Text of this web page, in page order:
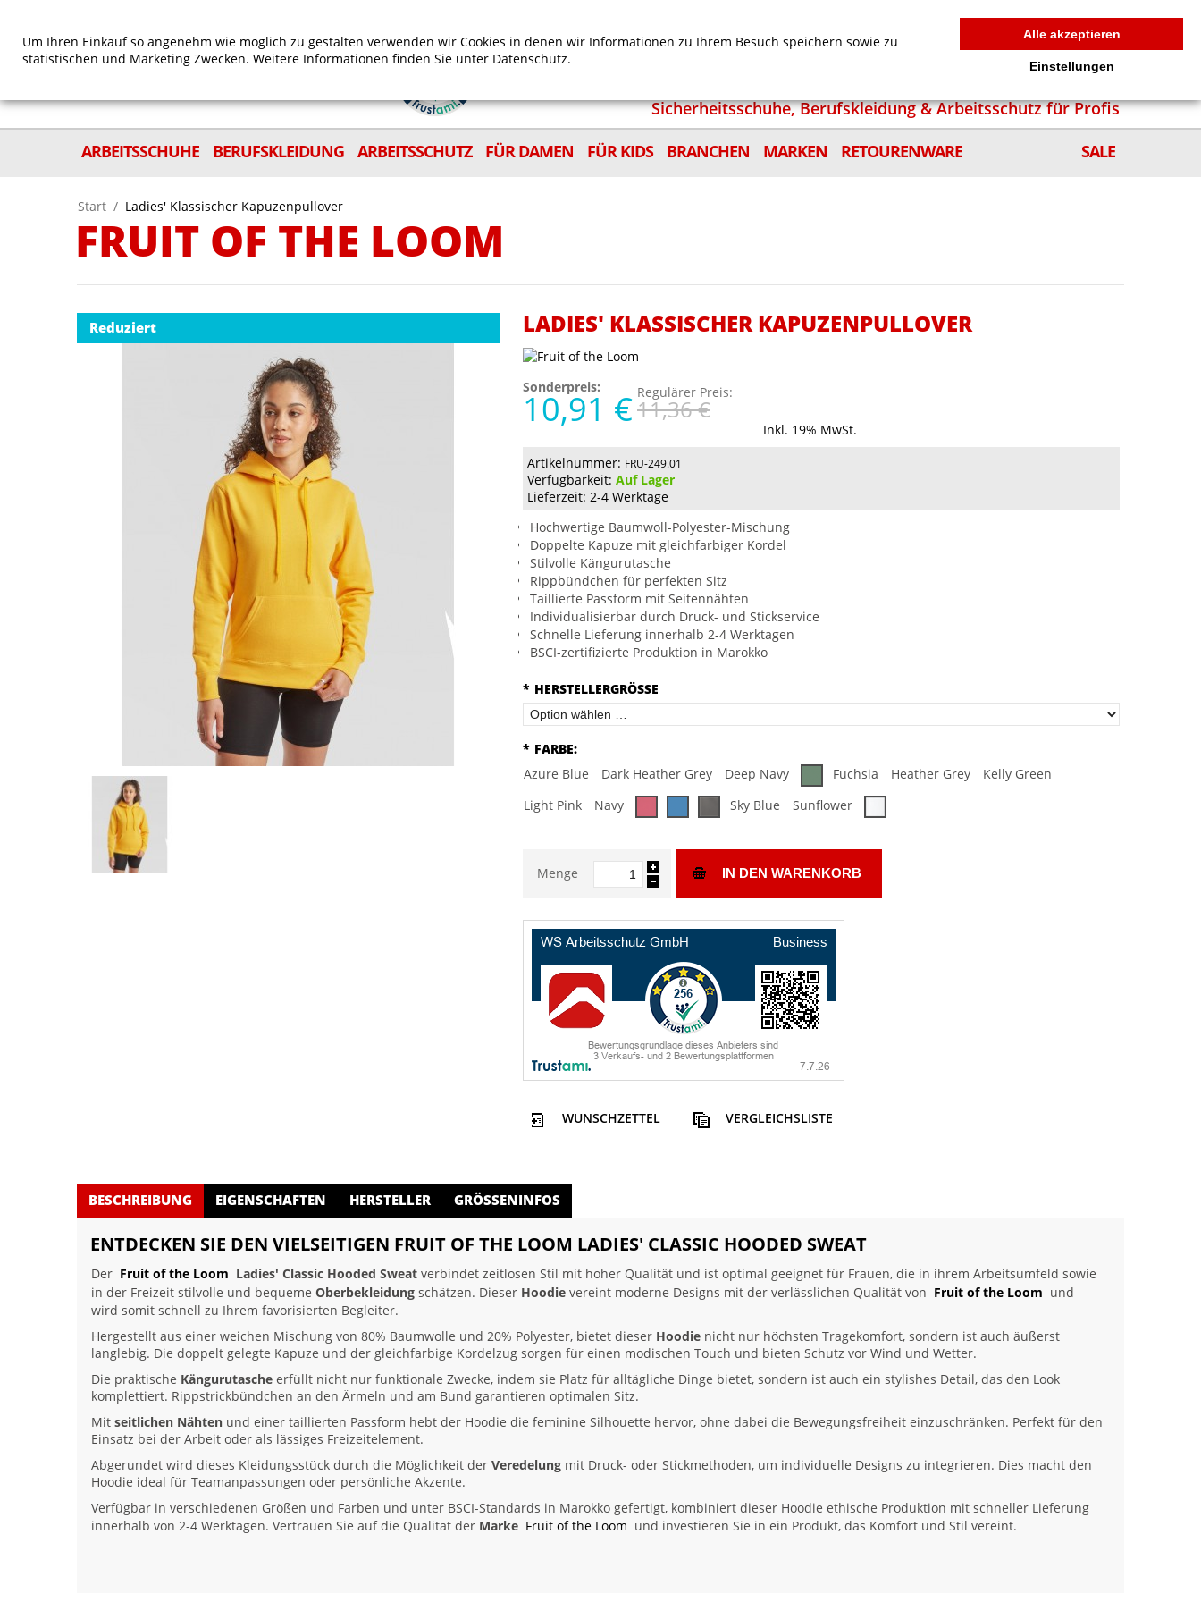
MEIN WARENKORB 0
Sicherheitsschuhe, Berufskleidung & Arbeitsschutz für Profis
ARBEITSSCHUHE
BERUFSKLEIDUNG ARBEITSSCHUTZ FÜR DAMEN FÜR KIDS BRANCHEN MARKEN RETOURENWARE SALE
Start / Ladies' Klassischer Kapuzenpullover
FRUIT OF THE LOOM
Reduziert LADIES' KLASSISCHER KAPUZENPULLOVER
Sonderpreis:
10,91 € Regulärer Preis:
11,36 €
Inkl. 19% MwSt.
Artikelnummer: FRU-249.01
Verfügbarkeit: Auf Lager
Lieferzeit: 2-4 Werktage
Hochwertige Baumwoll-Polyester-Mischung
Doppelte Kapuze mit gleichfarbiger Kordel
Stilvolle Kängurutasche
Rippbündchen für perfekten Sitz
Taillierte Passform mit Seitennähten
Individualisierbar durch Druck- und Stickservice
Schnelle Lieferung innerhalb 2-4 Werktagen
BSCI-zertifizierte Produktion in Marokko
* HERSTELLERGRÖSSE
* FARBE:
Azure Blue
Dark Heather Grey Deep Navy Fuchsia Heather Grey
Kelly Green
Light Pink
Navy Sky Blue Sunflower
Menge IN DEN WARENKORB
WUNSCHZETTEL VERGLEICHSLISTE
BESCHREIBUNG EIGENSCHAFTEN HERSTELLER GRÖSSENINFOS
ENTDECKEN SIE DEN VIELSEITIGEN FRUIT OF THE LOOM LADIES' CLASSIC HOODED SWEAT
Der Fruit of the Loom Ladies' Classic Hooded Sweat verbindet zeitlosen Stil mit hoher Qualität und ist optimal geeignet für Frauen, die in ihrem Arbeitsumfeld sowie
in der Freizeit stilvolle und bequeme Oberbekleidung schätzen. Dieser Hoodie vereint moderne Designs mit der verlässlichen Qualität von Fruit of the Loom und
wird somit schnell zu Ihrem favorisierten Begleiter.
Hergestellt aus einer weichen Mischung von 80% Baumwolle und 20% Polyester, bietet dieser Hoodie nicht nur höchsten Tragekomfort, sondern ist auch äußerst
langlebig. Die doppelt gelegte Kapuze und der gleichfarbige Kordelzug sorgen für einen modischen Touch und bieten Schutz vor Wind und Wetter.
Die praktische Kängurutasche erfüllt nicht nur funktionale Zwecke, indem sie Platz für alltägliche Dinge bietet, sondern ist auch ein stylishes Detail, das den Look
komplettiert. Rippstrickbündchen an den Ärmeln und am Bund garantieren optimalen Sitz.
Mit seitlichen Nähten und einer taillierten Passform hebt der Hoodie die feminine Silhouette hervor, ohne dabei die Bewegungsfreiheit einzuschränken. Perfekt für den
Einsatz bei der Arbeit oder als lässiges Freizeitelement.
Abgerundet wird dieses Kleidungsstück durch die Möglichkeit der Veredelung mit Druck- oder Stickmethoden, um individuelle Designs zu integrieren. Dies macht den
Hoodie ideal für Teamanpassungen oder persönliche Akzente.
Verfügbar in verschiedenen Größen und Farben und unter BSCI-Standards in Marokko gefertigt, kombiniert dieser Hoodie ethische Produktion mit schneller Lieferung
innerhalb von 2-4 Werktagen. Vertrauen Sie auf die Qualität der Marke Fruit of the Loom und investieren Sie in ein Produkt, das Komfort und Stil vereint.
Um Ihren Einkauf so angenehm wie möglich zu gestalten verwenden wir Cookies in denen wir Informationen zu Ihrem Besuch speichern sowie zu
statistischen und Marketing Zwecken. Weitere Informationen finden Sie unter Datenschutz.
Alle akzeptieren
Einstellungen